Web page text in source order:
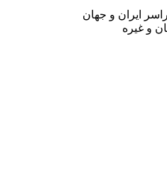
ایران و جهان
و غیره